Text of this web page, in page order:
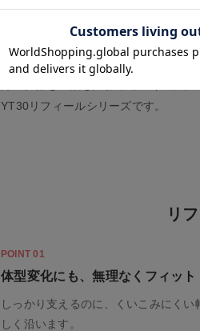
これまで多くの更年期世代のお客様
ただいてきました。ウエストやお腹
方…。体も生活も変わっていくのに
YT30リフィールシリーズです。
リ
POINT 01
体型変化にも、無理なくフィット
しっかり支えるのに、くいこみにく
しく沿います。